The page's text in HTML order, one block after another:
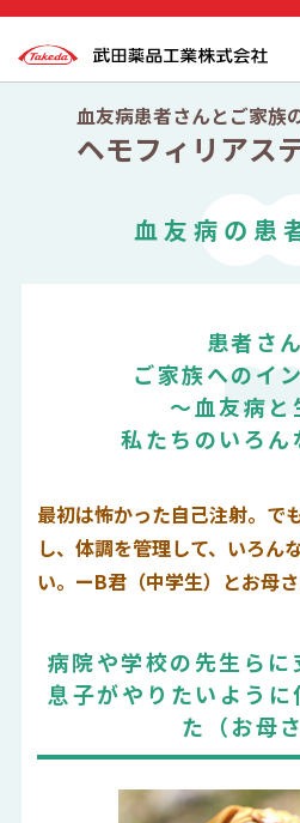
血友病患者さんとご家族
ヘモフィリアス
血友病の患
患者さ
ご家族へのイ
〜血友病と
私たちのいろん
最初は怖かった自己注射。で
し、体調を管理して、いろん
い。ーB君（中学生）とお母さ
病院や学校の先生らに
息子がやりたいように
た（お母さ